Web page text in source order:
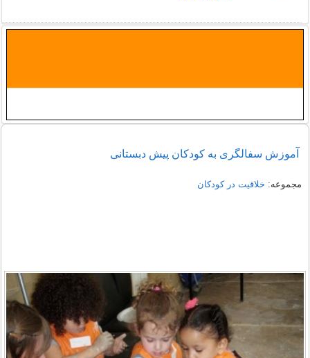
آموزش سفالگری به کودکان پیش دبستانی
مجموعه: خلاقیت در کودکان